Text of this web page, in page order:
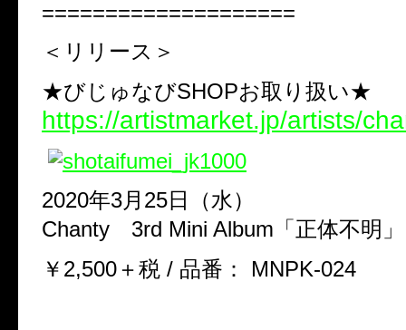
====================
＜リリース＞
★びじゅなびSHOPお取り扱い★
https://artistmarket.jp/artists/
2020年3月25日（水）
Chanty 3rd Mini Album「正体不明」
￥2,500＋税 / 品番： MNPK-024